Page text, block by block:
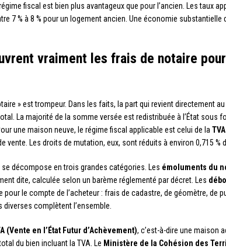
fiscal est bien plus avantageux que pour l’ancien. Les taux
7 % à 8 % pour un logement ancien. Une économie substantielle
vraiment les frais de notaire
» est trompeur. Dans les faits, la part qui revient directement
La majorité de la somme versée est redistribuée à l’État sous
une maison neuve, le régime fiscal applicable est celui de la
vente. Les droits de mutation, eux, sont réduits à environ 0,715 %
décompose en trois grandes catégories. Les émoluments du
dite, calculée selon un barème réglementé par décret. Les
pour le compte de l’acheteur : frais de cadastre, de géomètre, de
complètent l’ensemble.
(Vente en l’État Futur d’Achèvement), c’est-à-dire une maison
du bien incluant la TVA. Le Ministère de la Cohésion des